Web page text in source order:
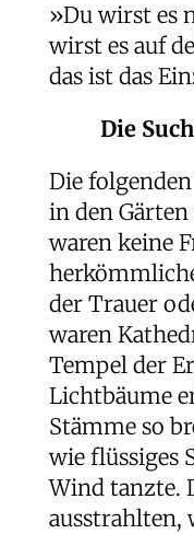
»Du wirst es
wirst es auf
das ist das
Die
Die
in den Gärten
waren keine
der Trauer
waren
Tempel der
Lichtbäume
Stämme so
wie flüssiges
Wind tanzte.
ausstrahlten,